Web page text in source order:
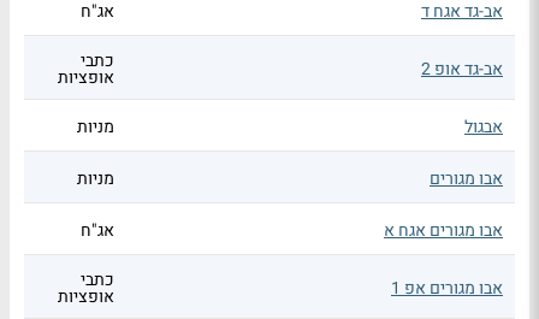
אב-גד אגח ד אג"ח
אב-גד אופ 2 כתבי
אופציות
אבגול
מניות
אבו מגורים מניות
אבו מגורים אגח א אג"ח
אבו מגורים אפ 1 כתבי
אופציות